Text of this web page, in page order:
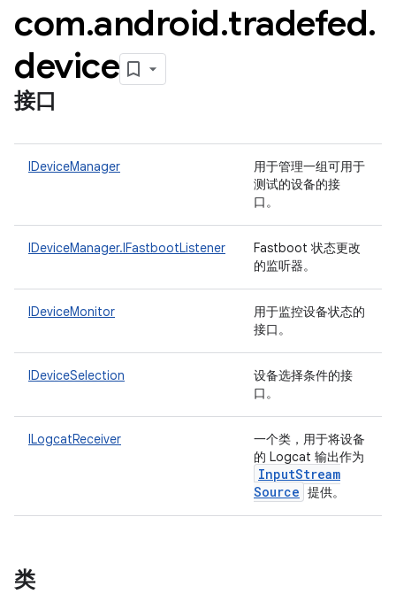
com.android.tradefed.
device
接口
IDeviceManager
用于管理一组可用于
测试的设备的接
口。
IDeviceManager.IFastbootListener
Fastboot 状态更改
的监听器。
IDeviceMonitor
用于监控设备状态的
接口。
IDeviceSelection
设备选择条件的接
口。
ILogcatReceiver
一个类，用于将设备
的 Logcat 输出作为
InputStream
Source 提供。
类